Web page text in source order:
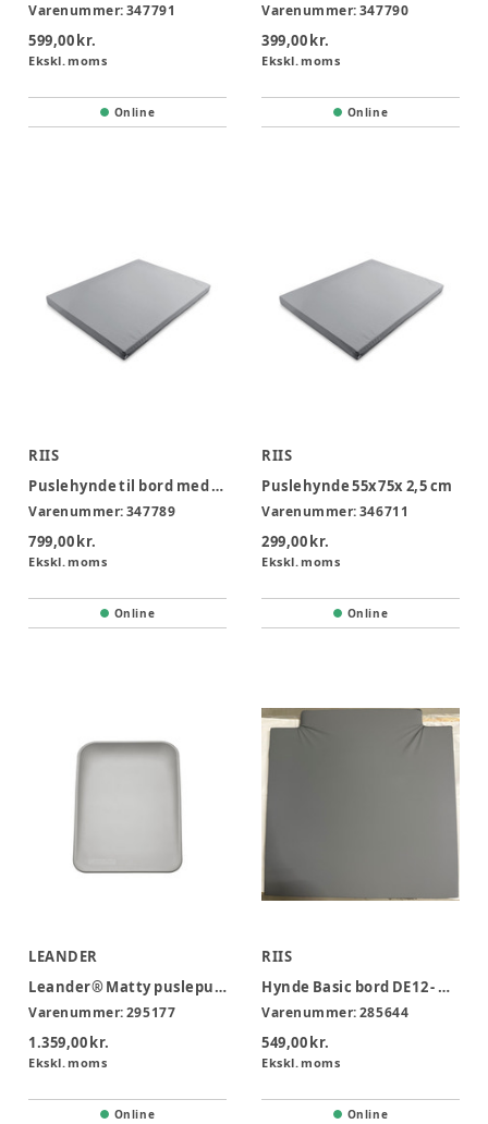
Varenummer:347791
599,00 kr.
Ekskl. moms
Online
Varenummer:347790
399,00 kr.
Ekskl. moms
Online
RIIS
Puslehynde til bord med vippeplade
Varenummer:347789
799,00 kr.
Ekskl. moms
Online
RIIS
Puslehynde 55x75x 2,5 cm
Varenummer:346711
299,00 kr.
Ekskl. moms
Online
LEANDER
Leander® Matty puslepude - grå
Varenummer:295177
1.359,00 kr.
Ekskl. moms
Online
RIIS
Hynde Basic bord DE12 - OBS: hynde med kant.
Varenummer:285644
549,00 kr.
Ekskl. moms
Online